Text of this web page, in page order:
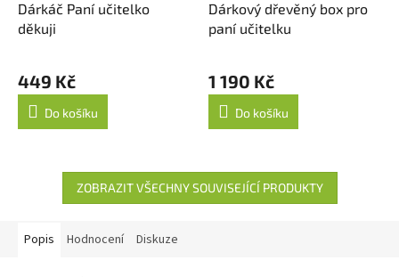
Dárkáč Paní učitelko
děkuji
449 Kč
Do košíku
Dárkový dřevěný box pro
paní učitelku
1 190 Kč
Do košíku
ZOBRAZIT VŠECHNY SOUVISEJÍCÍ PRODUKTY
Popis Hodnocení Diskuze